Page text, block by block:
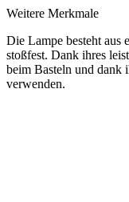
Weitere Merkmale
Die Lampe besteht aus
stoßfest. Dank ihres
beim Basteln und dank
verwenden.